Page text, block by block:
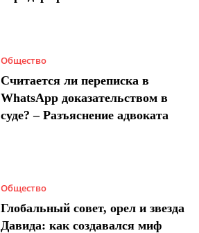
Общество
Считается ли переписка в
WhatsApp доказательством в
суде? – Разъяснение адвоката
Общество
Глобальный совет, орел и звезда
Давида: как создавался миф